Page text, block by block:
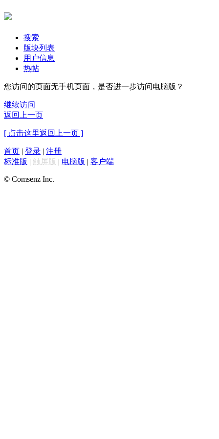
搜索
版块列表
用户信息
热帖
您访问的页面无手机页面，是否进一步访问电脑版？
继续访问
返回上一页
[ 点击这里返回上一页 ]
首页 | 登录 | 注册
标准版 | 触屏版 | 电脑版 | 客户端
© Comsenz Inc.